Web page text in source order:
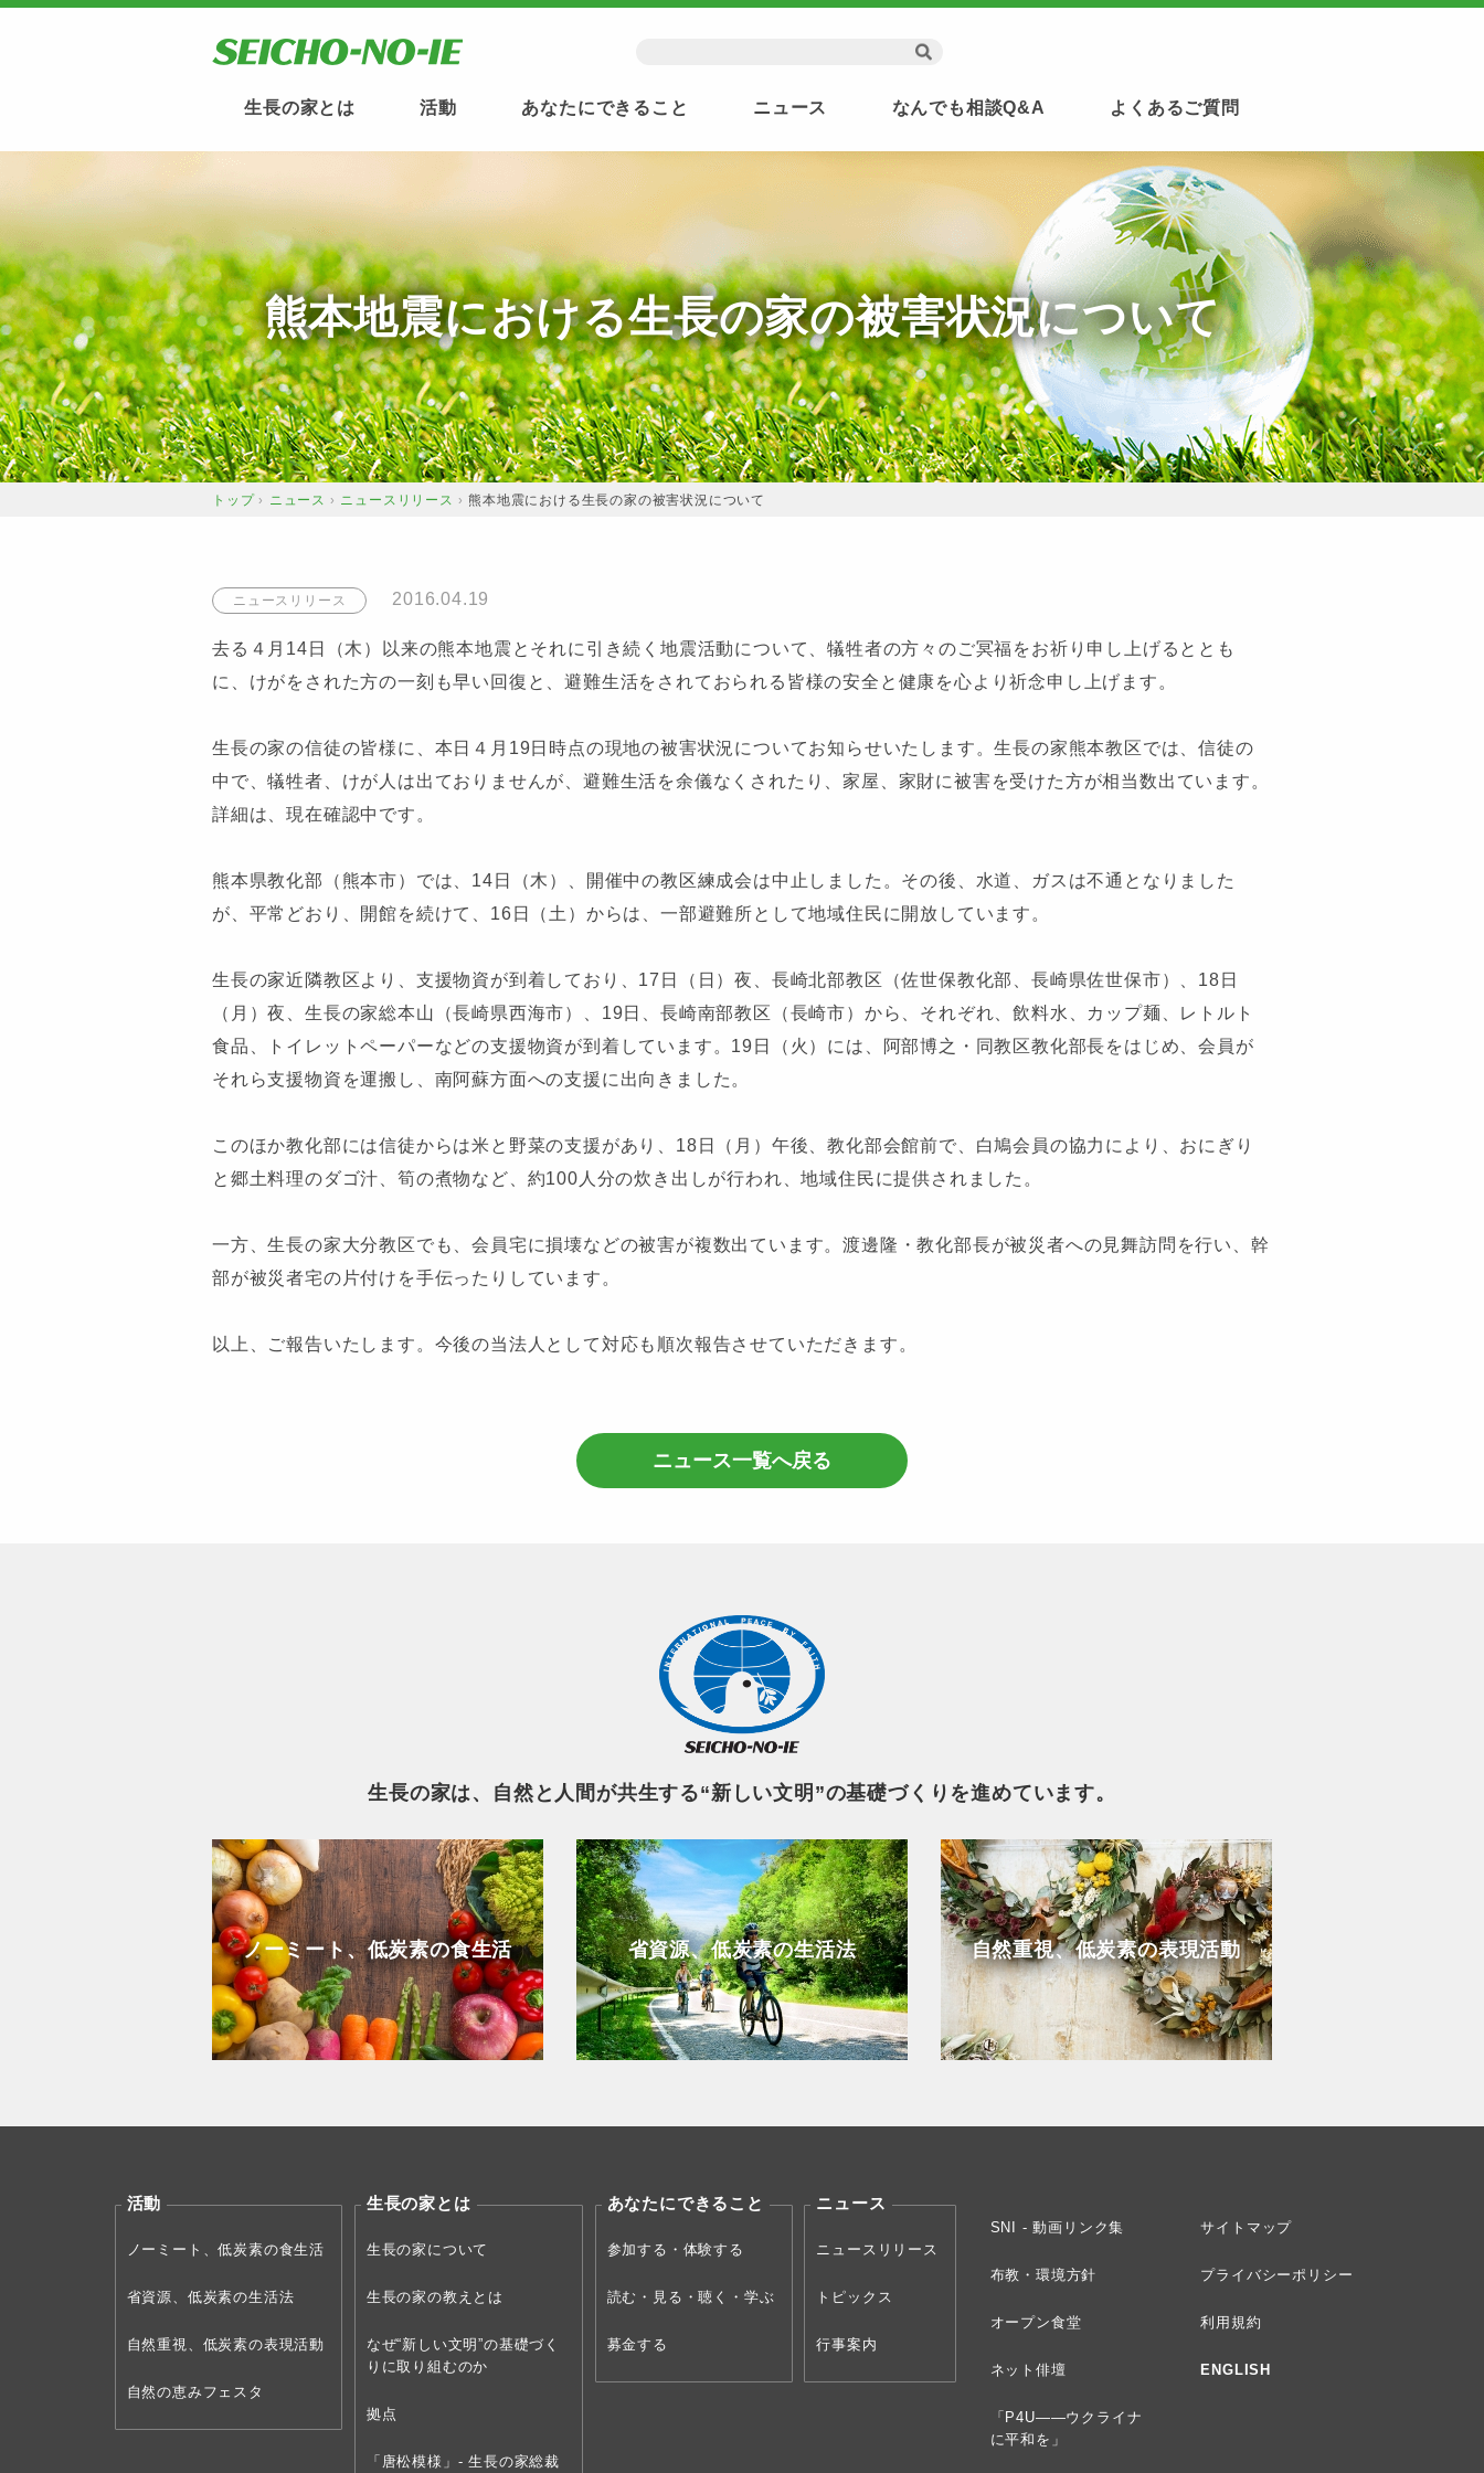
生長の家とは 活動 あなたにできること ニュース なんでも相談Q&A よくあるご質問
熊本地震における生長の家の被害状況について
トップ › ニュース › ニュースリリース › 熊本地震における生長の家の被害状況について
ニュースリリース 2016.04.19
去る４月14日（木）以来の熊本地震とそれに引き続く地震活動について、犠牲者の方々のご冥福をお祈り申し上げるととも
に、けがをされた方の一刻も早い回復と、避難生活をされておられる皆様の安全と健康を心より祈念申し上げます。
生長の家の信徒の皆様に、本日４月19日時点の現地の被害状況についてお知らせいたします。生長の家熊本教区では、信徒の
中で、犠牲者、けが人は出ておりませんが、避難生活を余儀なくされたり、家屋、家財に被害を受けた方が相当数出ています。
詳細は、現在確認中です。
熊本県教化部（熊本市）では、14日（木）、開催中の教区練成会は中止しました。その後、水道、ガスは不通となりました
が、平常どおり、開館を続けて、16日（土）からは、一部避難所として地域住民に開放しています。
生長の家近隣教区より、支援物資が到着しており、17日（日）夜、長崎北部教区（佐世保教化部、長崎県佐世保市）、18日
（月）夜、生長の家総本山（長崎県西海市）、19日、長崎南部教区（長崎市）から、それぞれ、飲料水、カップ麺、レトルト
食品、トイレットペーパーなどの支援物資が到着しています。19日（火）には、阿部博之・同教区教化部長をはじめ、会員が
それら支援物資を運搬し、南阿蘇方面への支援に出向きました。
このほか教化部には信徒からは米と野菜の支援があり、18日（月）午後、教化部会館前で、白鳩会員の協力により、おにぎり
と郷土料理のダゴ汁、筍の煮物など、約100人分の炊き出しが行われ、地域住民に提供されました。
一方、生長の家大分教区でも、会員宅に損壊などの被害が複数出ています。渡邊隆・教化部長が被災者への見舞訪問を行い、幹
部が被災者宅の片付けを手伝ったりしています。
以上、ご報告いたします。今後の当法人として対応も順次報告させていただきます。
ニュース一覧へ戻る
生長の家は、自然と人間が共生する“新しい文明”の基礎づくりを進めています。
ノーミート、低炭素の食生活 省資源、低炭素の生活法 自然重視、低炭素の表現活動
活動
ノーミート、低炭素の食生活
省資源、低炭素の生活法
自然重視、低炭素の表現活動
自然の恵みフェスタ
生長の家とは
生長の家について
生長の家の教えとは
なぜ“新しい文明”の基礎づく
りに取り組むのか
拠点
「唐松模様」- 生長の家総裁
あなたにできること
参加する・体験する
読む・見る・聴く・学ぶ
募金する
ニュース
ニュースリリース
トピックス
行事案内
SNI - 動画リンク集
布教・環境方針
オープン食堂
ネット俳壇
「P4U——ウクライナ
に平和を」
サイトマップ
プライバシーポリシー
利用規約
ENGLISH